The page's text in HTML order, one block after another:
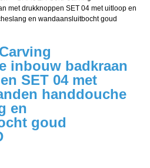
met drukknoppen SET 04 met uitloop en
en wandaansluitbocht goud
inbouw badkraan
SET 04 met
handdouche
en
goud